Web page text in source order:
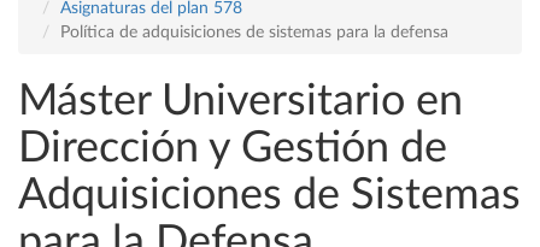
Asignaturas del plan 578
Política de adquisiciones de sistemas para la defensa
Máster Universitario en
Dirección y Gestión de
Adquisiciones de Sistemas